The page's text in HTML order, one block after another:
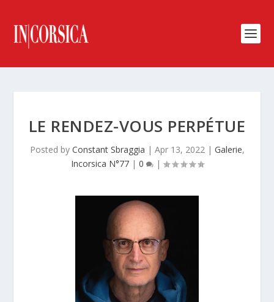
LE RENDEZ-VOUS PERPÉTUE
Posted by Constant Sbraggia | Apr 13, 2022| Galerie,
Incorsica N°77| 0 |